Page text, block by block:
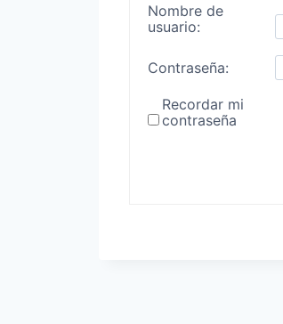
Nombre de
usuario:
Contraseña:
Recordar mi
contraseña